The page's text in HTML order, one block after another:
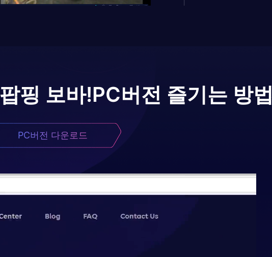
팝핑 보바!PC버전 즐기는 방법
PC버전 다운로드